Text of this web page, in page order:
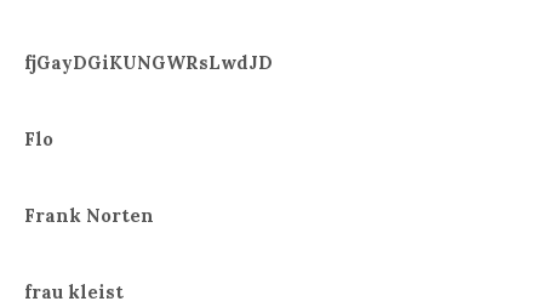
fjGayDGiKUNGWRsLwdJD
Flo
Frank Norten
frau kleist